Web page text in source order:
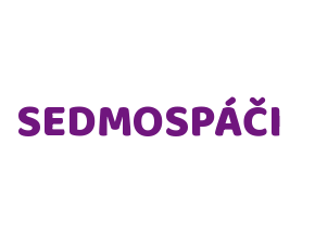
SEDMOSPÁČI